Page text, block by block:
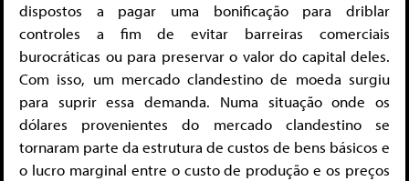
dispostos a pagar uma bonificação para driblar
controles a fim de evitar barreiras comerciais
burocráticas ou para preservar o valor do capital deles.
Com isso, um mercado clandestino de moeda surgiu
para suprir essa demanda. Numa situação onde os
dólares provenientes do mercado clandestino se
tornaram parte da estrutura de custos de bens básicos e
o lucro marginal entre o custo de produção e os preços